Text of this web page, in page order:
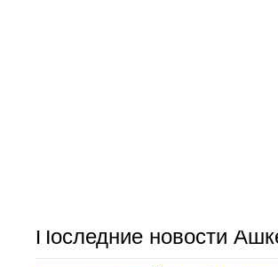
Последние новости